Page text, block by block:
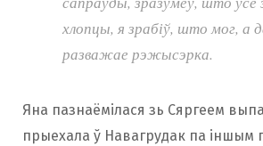
хлопцы, я зрабіў, што мог, а
разважае рэжысэрка.
Яна пазнаёмілася зь Сяргеем
прыехала ў Навагрудак па іншым